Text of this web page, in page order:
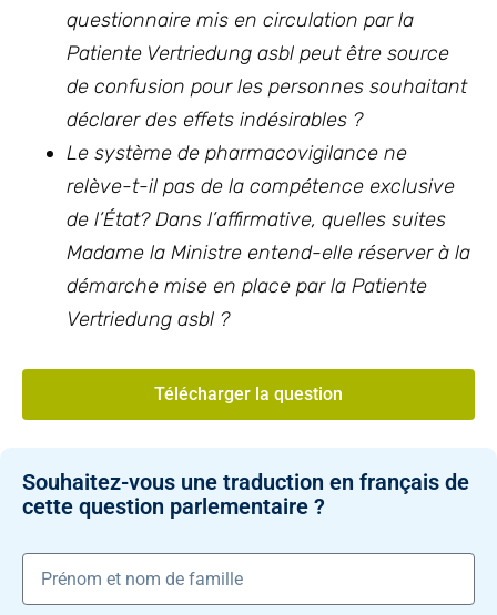
questionnaire mis en circulation par la
Patiente Vertriedung asbl peut être source
de confusion pour les personnes souhaitant
déclarer des effets indésirables ?
Le système de pharmacovigilance ne
relève-t-il pas de la compétence exclusive
de l’État? Dans l’affirmative, quelles suites
Madame la Ministre entend-elle réserver à la
démarche mise en place par la Patiente
Vertriedung asbl ?
Télécharger la question
Souhaitez-vous une traduction en français de
cette question parlementaire ?